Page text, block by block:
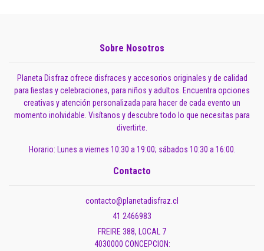
Sobre Nosotros
Planeta Disfraz ofrece disfraces y accesorios originales y de calidad
para fiestas y celebraciones, para niños y adultos. Encuentra opciones
creativas y atención personalizada para hacer de cada evento un
momento inolvidable. Visítanos y descubre todo lo que necesitas para
divertirte.
Horario: Lunes a viernes 10:30 a 19:00; sábados 10:30 a 16:00.
Contacto
contacto@planetadisfraz.cl
41 2466983
FREIRE 388, LOCAL 7
4030000 CONCEPCION: